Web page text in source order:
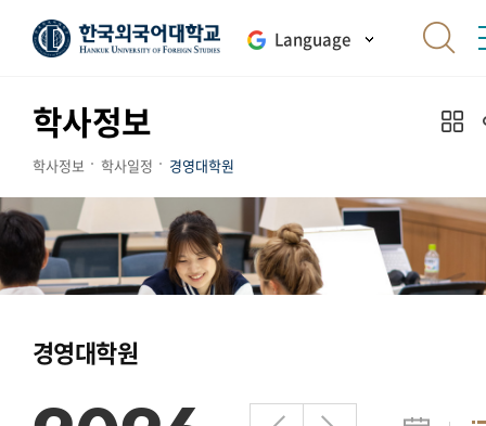
Language
학사정보
학사정보 학사일정 경영대학원
경영대학원